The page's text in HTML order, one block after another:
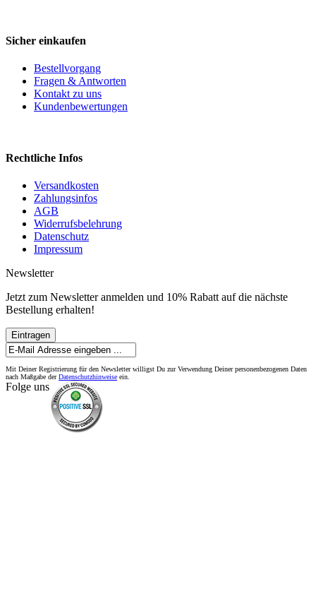
Sicher einkaufen
Bestellvorgang
Fragen & Antworten
Kontakt zu uns
Kundenbewertungen
Rechtliche Infos
Versandkosten
Zahlungsinfos
AGB
Widerrufsbelehrung
Datenschutz
Impressum
Newsletter
Jetzt zum Newsletter anmelden und 10% Rabatt auf die nächste
Bestellung erhalten!
Eintragen
Mit Deiner Registrierung für den Newsletter willigst Du zur Verwendung Deiner personenbezogenen Daten
nach Maßgabe derDatenschutzhinweise ein.
Folge uns